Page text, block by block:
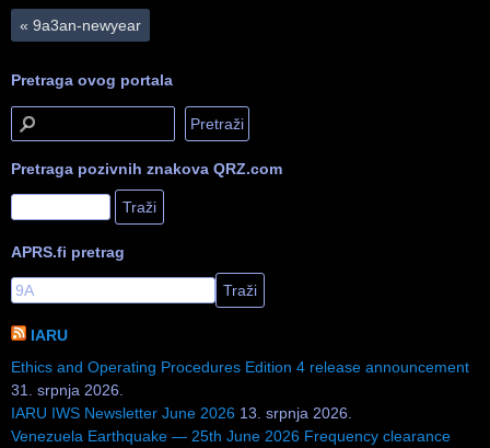
« 9a3an-newyear
Pretraga ovog portala
Pretraga pozivnih znakova QRZ.com
APRS.fi pretrag
IARU
Ethics and Operating Procedures Edition 4 release announcement
31. srpnja 2026.
IARU IWS Newsletter June 2026 13. srpnja 2026.
Venezuela Earthquake — 25th June 2026 Frequency clearance